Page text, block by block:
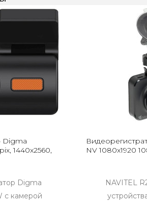
Digma
1440x2560,
Digma
с камерой
NV 1080x1920
NAVITEL